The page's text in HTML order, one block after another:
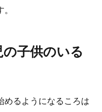
子供のいる
めるようになるころは